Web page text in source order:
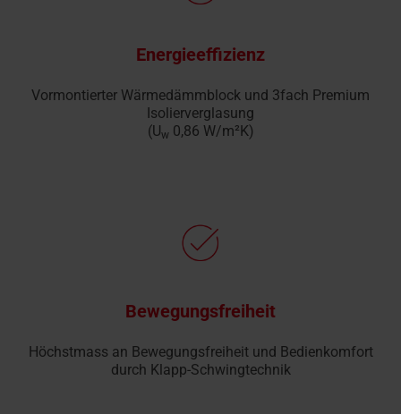
Energieeffizienz
Vormontierter Wärmedämmblock und 3fach Premium
Isolier­verglasung
(Uw0,86 W/m²K)
Bewegungsfreiheit
Höchstmass an Bewegungsfreiheit und Bedienkomfort
durch Klapp-Schwingtechnik